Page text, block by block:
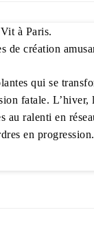
à Paris.
création
qui se
fatale.
au ralenti en
en